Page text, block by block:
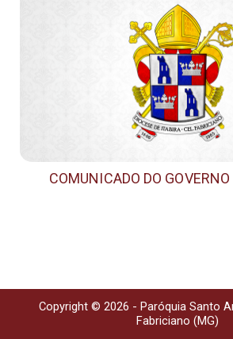
COMUNICADO DO
Copyright © 2026 - Paróquia Santo
Fabriciano (MG)